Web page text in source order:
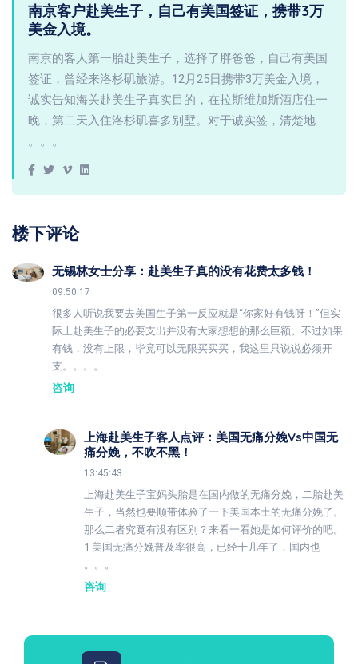
南京客户赴美生子，自己有美国签证，携带3万
美金入境。
南京的客人第一胎赴美生子，选择了胖爸爸，自己有美国
签证，曾经来洛杉矶旅游。12月25日携带3万美金入境，
诚实告知海关赴美生子真实目的，在拉斯维加斯酒店住一
晚，第二天入住洛杉矶喜多别墅。对于诚实签，清楚地
。。。
楼下评论
无锡林女士分享：赴美生子真的没有花费太多钱！
09:50:17
很多人听说我要去美国生子第一反应就是“你家好有钱呀！”但实
际上赴美生子的必要支出并没有大家想想的那么巨额。不过如果
有钱，没有上限，毕竟可以无限买买买，我这里只说说必须开
支。。。。
咨询
上海赴美生子客人点评：美国无痛分娩vs中国无
痛分娩，不吹不黑！
13:45:43
上海赴美生子宝妈头胎是在国内做的无痛分娩，二胎赴美
生子，当然也要顺带体验了一下美国本土的无痛分娩了。
那么二者究竟有没有区别？来看一看她是如何评价的吧。
1 美国无痛分娩普及率很高，已经十几年了，国内也
。。。
咨询